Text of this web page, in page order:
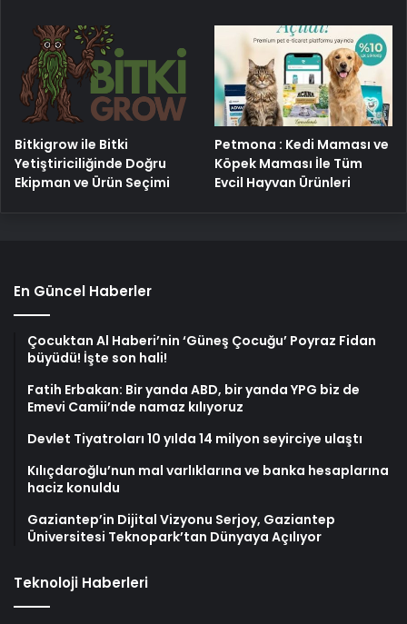
Bitkigrow ile Bitki
Yetiştiriciliğinde Doğru
Ekipman ve Ürün Seçimi
Petmona : Kedi Maması ve
Köpek Maması İle Tüm
Evcil Hayvan Ürünleri
En Güncel Haberler
Çocuktan Al Haberi’nin ‘Güneş Çocuğu’ Poyraz Fidan
büyüdü! İşte son hali!
Fatih Erbakan: Bir yanda ABD, bir yanda YPG biz de
Emevi Camii’nde namaz kılıyoruz
Devlet Tiyatroları 10 yılda 14 milyon seyirciye ulaştı
Kılıçdaroğlu’nun mal varlıklarına ve banka hesaplarına
haciz konuldu
Gaziantep’in Dijital Vizyonu Serjoy, Gaziantep
Üniversitesi Teknopark’tan Dünyaya Açılıyor
Teknoloji Haberleri